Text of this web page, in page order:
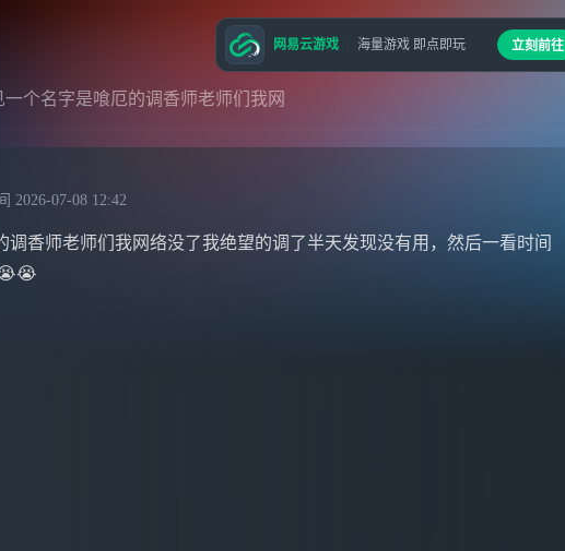
一个名字是喰厄的调香师老师们我网
2026-07-08 12:42
调香师老师们我网络没了我绝望的调了半天发现没有用，然后一看时间
网易云游戏 海量游戏 即点即玩 立刻前往